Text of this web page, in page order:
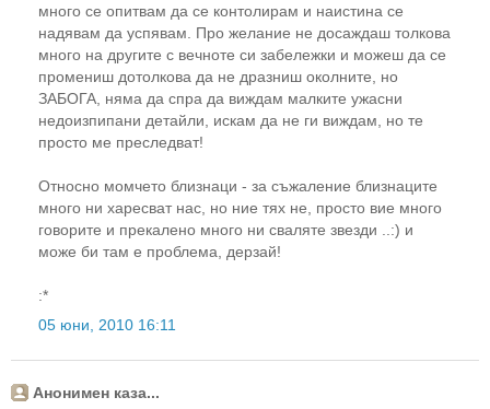
много се опитвам да се контолирам и наистина се
надявам да успявам. Про желание не досаждаш толкова
много на другите с вечноте си забележки и можеш да се
промениш дотолкова да не дразниш околните, но
ЗАБОГА, няма да спра да виждам малките ужасни
недоизпипани детайли, искам да не ги виждам, но те
просто ме преследват!
Относно момчето близнаци - за съжаление близнаците
много ни харесват нас, но ние тях не, просто вие много
говорите и прекалено много ни сваляте звезди ..:) и
може би там е проблема, дерзай!
:*
05 юни, 2010 16:11
Анонимен каза...